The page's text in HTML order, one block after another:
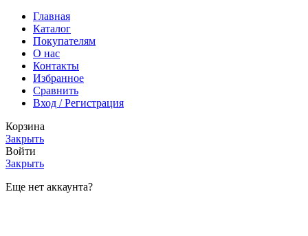
Главная
Каталог
Покупателям
О нас
Контакты
Избранное
Сравнить
Вход / Регистрация
Корзина
Закрыть
Войти
Закрыть
Еще нет аккаунта?